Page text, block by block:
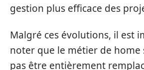
gestion plus efficace des
Malgré ces évolutions, il est
noter que le métier de home
pas être entièrement